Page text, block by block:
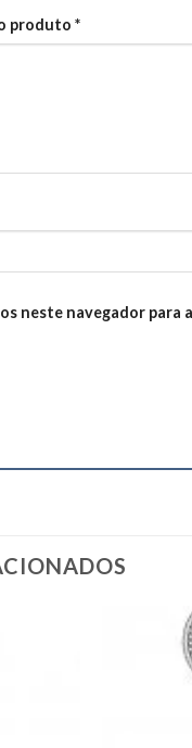
produto *
neste navegador para